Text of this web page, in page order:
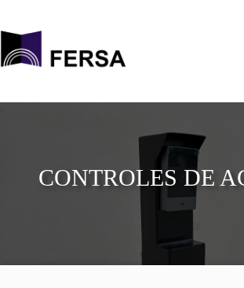
contenido
CONTROLES DE